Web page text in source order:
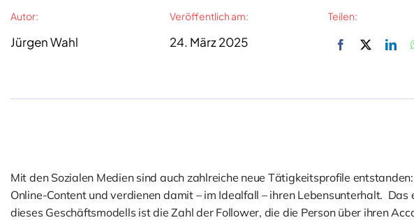
Autor:
Jürgen Wahl
Veröffentlich am:
24. März 2025
Teilen:
Mit den Sozialen Medien sind auch zahlreiche neue Tätigkeitsprofile
Online-Content und verdienen damit – im Idealfall – ihren Lebensunterhalt. Das
dieses Geschäftsmodells ist die Zahl der Follower, die die Person über ihren